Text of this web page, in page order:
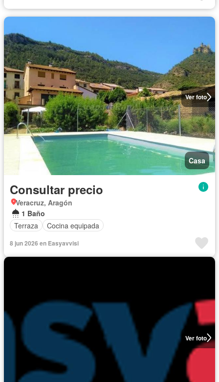
Ver foto
Casa
Consultar precio
Veracruz, Aragón
1 Baño
Terraza
Cocina equipada
8 jun 2026 en Easyavvisi
Ver foto